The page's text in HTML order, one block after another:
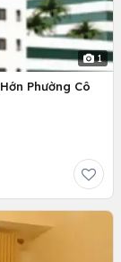
1
Phường Cô